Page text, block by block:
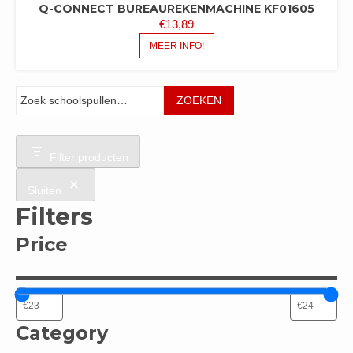
Q-CONNECT BUREAUREKENMACHINE KF01605
€13,89
MEER INFO!
ZOEKEN
Filter producten
Sluiten
Filters
Price
Category